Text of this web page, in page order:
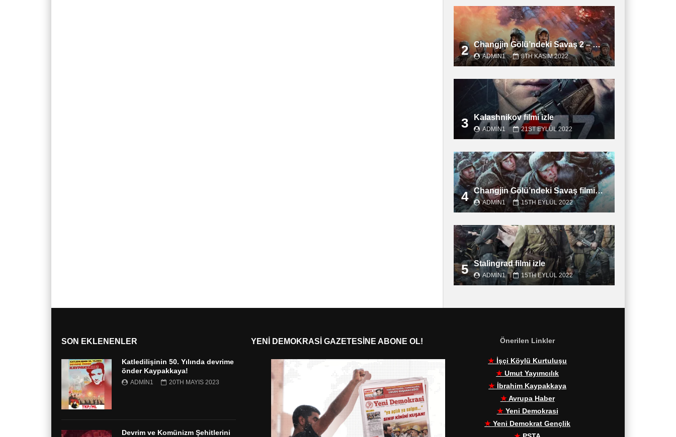
2 Changjin Gölü’ndeki Savaş 2 – Water Gate Bridge filmini izle
ADMIN1 8TH KASIM 2022
3 Kalashnikov filmi izle
ADMIN1 21ST EYLÜL 2022
4 Changjin Gölü’ndeki Savaş filmini izle
ADMIN1 15TH EYLÜL 2022
5 Stalingrad filmi izle
ADMIN1 15TH EYLÜL 2022
SON EKLENENLER
Katledilişinin 50. Yılında devrime
önder Kaypakkaya!
ADMIN1 20TH MAYIS 2023
Devrim ve Komünizm Şehitlerini
YENI DEMOKRASI GAZETESINE ABONE OL! Önerilen Linkler
★ İşçi Köylü Kurtuluşu
★ Umut Yayımcılık
★ İbrahim Kaypakkaya
★Avrupa Haber
★Yeni Demokrasi
★ Yeni Demokrat Gençlik